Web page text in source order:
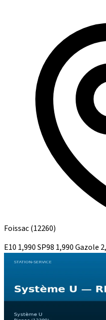
Foissac(12260)
E10 1,990SP98 1,990Gazole